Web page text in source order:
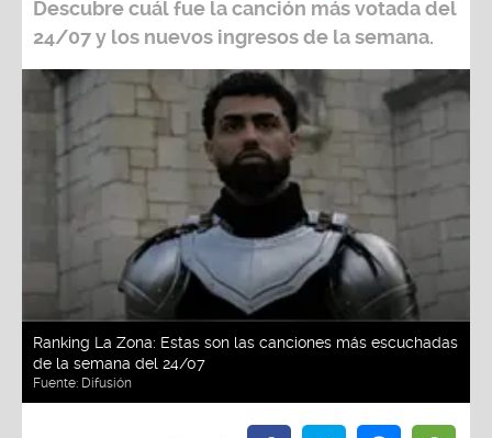
Descubre cuál fue la canción más votada del
24/07y los nuevos ingresos de la semana.
Ranking La Zona: Estas son las canciones más escuchadas
de la semana del 24/07
Fuente: Difusión